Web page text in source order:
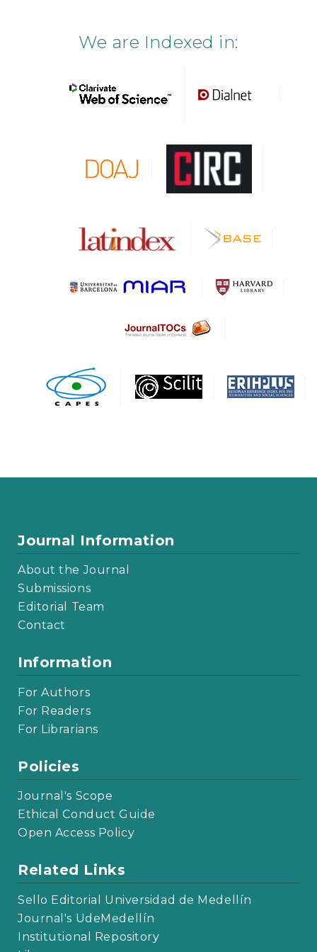
We are Indexed in:
Journal Information
About the Journal
Submissions
Editorial Team
Contact
Information
For Authors
For Readers
For Librarians
Policies
Journal's Scope
Ethical Conduct Guide
Open Access Policy
Related Links
Sello Editorial Universidad de Medellín
Journal's UdeMedellín
Institutional Repository